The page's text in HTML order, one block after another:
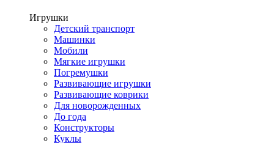
Игрушки
Детский транспорт
Машинки
Мобили
Мягкие игрушки
Погремушки
Развивающие игрушки
Развивающие коврики
Для новорожденных
До года
Конструкторы
Куклы